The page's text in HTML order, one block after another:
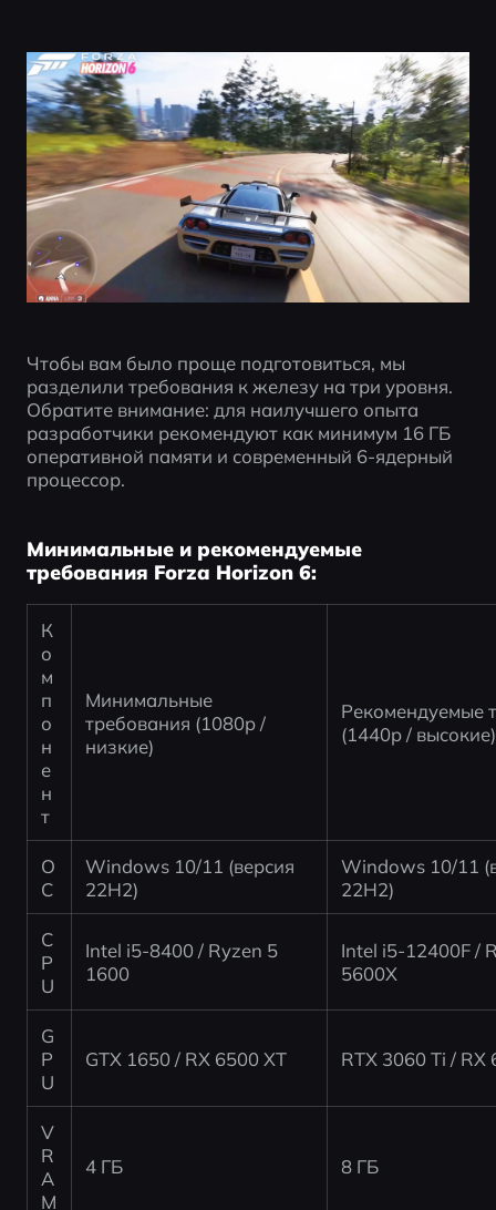
Чтобы вам было проще подготовиться, мы
разделили требования к железу на три уровня.
Обратите внимание: для наилучшего опыта
разработчики рекомендуют как минимум 16 ГБ
оперативной памяти и современный 6-ядерный
процессор.
Минимальные и рекомендуемые
требования Forza Horizon 6:
К
о
м
п
о
н
е
н
т
Минимальные
требования (1080p /
низкие)
Рекомендуемые
(1440p / высокие)
О
С
Windows 10/11 (версия
22H2)
Windows 10/11
22H2)
C
P
U
Intel i5-8400 / Ryzen 5
1600
Intel i5-12400F /
5600X
G
P
U
GTX 1650 / RX 6500 XT RTX 3060 Ti / RX
V
R
A
M
4 ГБ 8 ГБ